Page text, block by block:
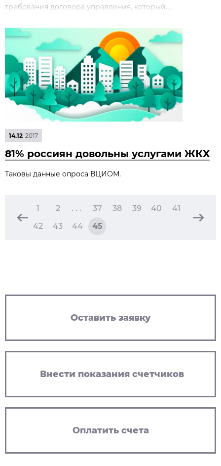
требования договора управления, который...
14.12 2017
81% россиян довольны услугами ЖКХ
Таковы данные опроса ВЦИОМ.
1 2 . . . 37 38 39 40
41
42
43 44 45
Оставить заявку
Внести показания счетчиков
Оплатить счета